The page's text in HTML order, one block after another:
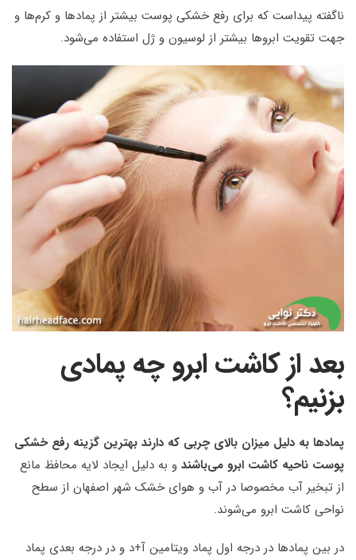
ناگفته پیداست که برای رفع خشکی پوست بیشتر از پمادها و کرم‌ها و
جهت تقویت ابروها بیشتر از لوسیون و ژل استفاده می‌شود.
بعد از کاشت ابرو چه پمادی
بزنیم؟
پمادها به دلیل میزان بالای چربی که دارند بهترین گزینه رفع خشکی
پوست ناحیه کاشت ابرو می‌باشند و به دلیل ایجاد لایه محافظ مانع
از تبخیر آب مخصوصا در آب و هوای خشک شهر اصفهان از سطح
نواحی کاشت ابرو می‌شوند.
در بین پمادها در درجه اول پماد ویتامین آ+د و در درجه بعدی پماد